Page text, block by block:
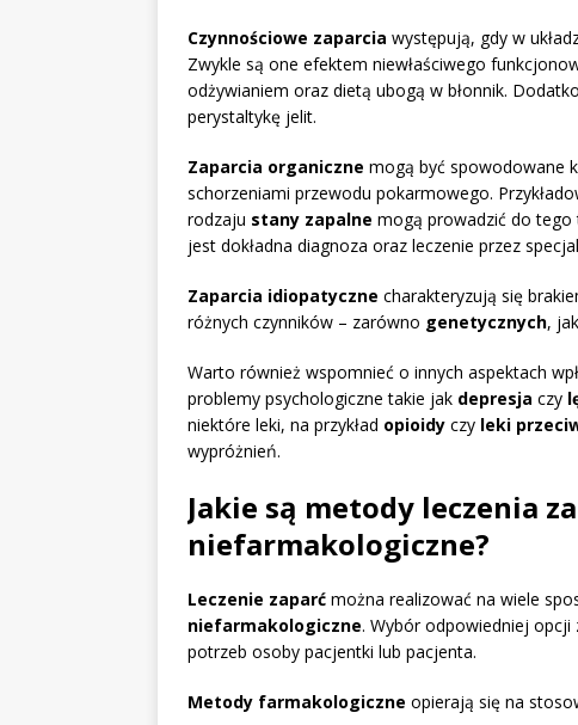
Czynnościowe zaparcia występują, gdy w
Zwykle są one efektem niewłaściwego
odżywianiem oraz dietą ubogą w błonnik.
perystaltykę jelit.
Zaparcia organiczne mogą być spowodowane
schorzeniami przewodu pokarmowego.
rodzaju stany zapalne mogą prowadzić do tego
jest dokładna diagnoza oraz leczenie przez
Zaparcia idiopatyczne charakteryzują się
różnych czynników – zarówno genetycznych,
Warto również wspomnieć o innych aspektach
problemy psychologiczne takie jak depresja czy
niektóre leki, na przykład opioidy czy leki
wypróżnień.
Jakie są metody leczenia
niefarmakologiczne?
Leczenie zaparć można realizować na wiele
niefarmakologiczne. Wybór odpowiedniej opcji
potrzeb osoby pacjentki lub pacjenta.
Metody farmakologiczne opierają się na